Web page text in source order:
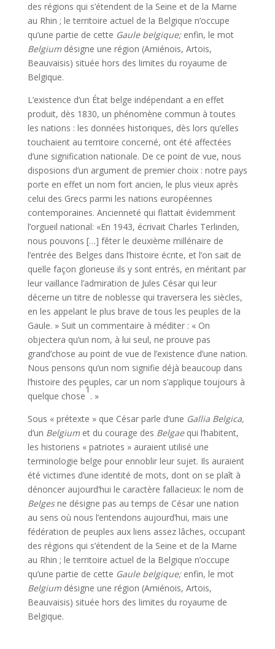
des régions qui s’étendent de la Seine et de la Marne
au Rhin ; le territoire actuel de la Belgique n’occupe
qu’une partie de cette Gaule belgique; enfin, le mot
Belgium désigne une région (Amiénois, Artois,
Beauvaisis) située hors des limites du royaume de
Belgique.
L’existence d’un État belge indépendant a en effet
produit, dès 1830, un phénomène commun à toutes
les nations : les données historiques, dès lors qu’elles
touchaient au territoire concerné, ont été affectées
d’une signification nationale. De ce point de vue, nous
disposions d’un argu­ment de premier choix : notre pays
porte en effet un nom fort ancien, le plus vieux après
celui des Grecs parmi les nations européennes
contem­poraines. Ancienneté qui flattait évidemment
l’orgueil national: «En 1943, écrivait Charles Terlinden,
nous pouvons […] fêter le deuxième millénaire de
l’entrée des Belges dans l’histoire écrite, et l’on sait de
quelle façon glorieuse ils y sont entrés, en méritant par
leur vaillance l’admiration de Jules César qui leur
décerne un titre de noblesse qui traversera les siècles,
en les appelant le plus brave de tous les peuples de la
Gaule. » Suit un commentaire à méditer : « On
objectera qu’un nom, à lui seul, ne prouve pas
grand’chose au point de vue de l’existence d’une nation.
Nous pensons qu’un nom signifie déjà beaucoup dans
l’histoire des peuples, car un nom s’applique toujours à
quelque chose
1
. »
Sous « prétexte » que César parle d’une Gallia Belgica,
d’un Belgium et du courage des Belgae qui l’habitent,
les historiens « patriotes » auraient utilisé une
terminologie belge pour ennoblir leur sujet. Ils auraient
été victimes d’une identité de mots, dont on se plaît à
dénoncer aujourd’hui le caractère fallacieux: le nom de
Belgesne désigne pas au temps de César une nation
au sens où nous l’entendons aujourd’hui, mais une
fédération de peuples aux liens assez lâches, occupant
des régions qui s’étendent de la Seine et de la Marne
au Rhin ; le territoire actuel de la Belgique n’occupe
qu’une partie de cette Gaule belgique; enfin, le mot
Belgium désigne une région (Amiénois, Artois,
Beauvaisis) située hors des limites du royaume de
Belgique.